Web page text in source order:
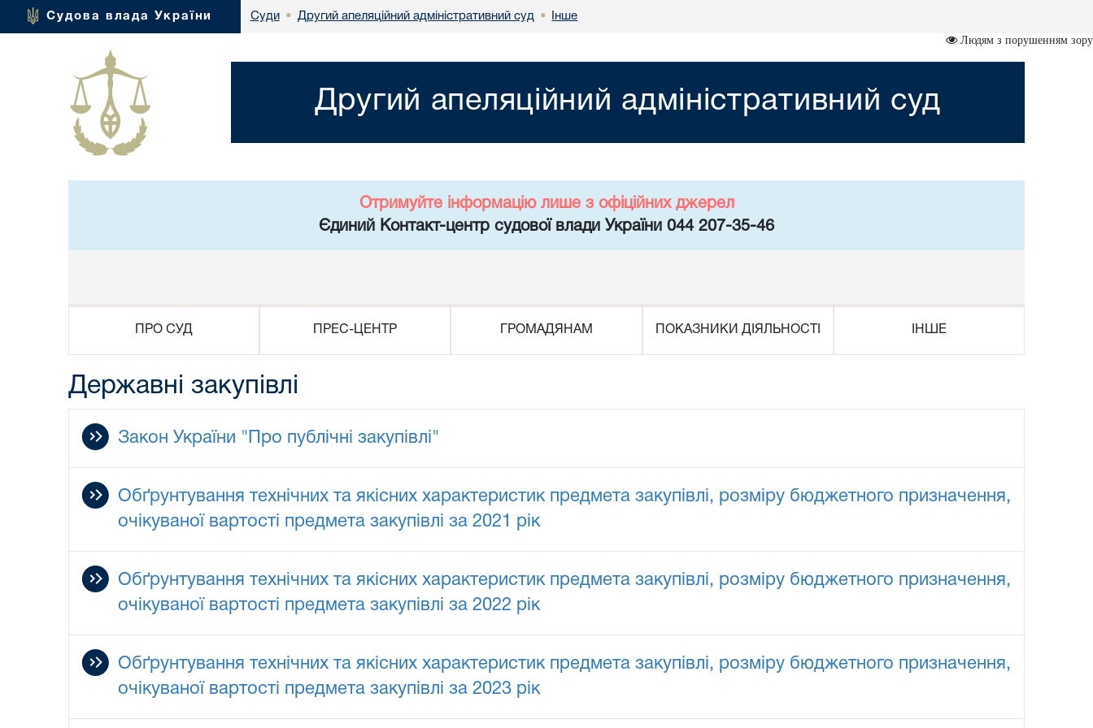
Судова влада України Суди • Другий апеляційний адміністративний суд • Інше
Людям з порушенням зору
Другий апеляційний адміністративний суд
Отримуйте інформацію лише з офіційних джерел
Єдиний Контакт-центр судової влади України 044 207-35-46
ПРО СУД ПРЕС-ЦЕНТР ГРОМАДЯНАМ ПОКАЗНИКИ ДІЯЛЬНОСТІ ІНШЕ
Державні закупівлі
Закон України "Про публічні закупівлі"
Обґрунтування технічних та якісних характеристик предмета закупівлі, розміру бюджетного призначення,
очікуваної вартості предмета закупівлі за 2021 рік
Обґрунтування технічних та якісних характеристик предмета закупівлі, розміру бюджетного призначення,
очікуваної вартості предмета закупівлі за 2022 рік
Обґрунтування технічних та якісних характеристик предмета закупівлі, розміру бюджетного призначення,
очікуваної вартості предмета закупівлі за 2023 рік